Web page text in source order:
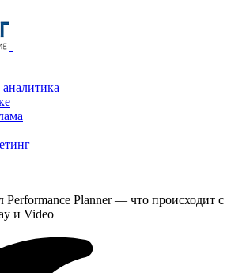
Performance Planner — что происходит с
и Video